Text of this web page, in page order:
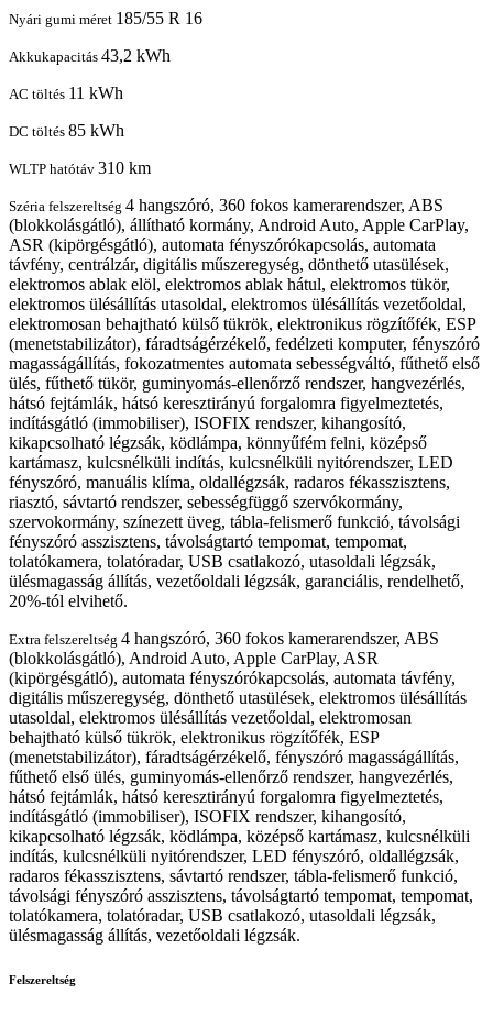
Nyári gumi méret 185/55 R 16
Akkukapacitás 43,2 kWh
AC töltés 11 kWh
DC töltés 85 kWh
WLTP hatótáv 310 km
Széria felszereltség 4 hangszóró, 360 fokos kamerarendszer, ABS
(blokkolásgátló), állítható kormány, Android Auto, Apple CarPlay,
ASR (kipörgésgátló), automata fényszórókapcsolás, automata
távfény, centrálzár, digitális műszeregység, dönthető utasülések,
elektromos ablak elöl, elektromos ablak hátul, elektromos tükör,
elektromos ülésállítás utasoldal, elektromos ülésállítás vezetőoldal,
elektromosan behajtható külső tükrök, elektronikus rögzítőfék, ESP
(menetstabilizátor), fáradtságérzékelő, fedélzeti komputer, fényszóró
magasságállítás, fokozatmentes automata sebességváltó, fűthető első
ülés, fűthető tükör, guminyomás-ellenőrző rendszer, hangvezérlés,
hátsó fejtámlák, hátsó keresztirányú forgalomra figyelmeztetés,
indításgátló (immobiliser), ISOFIX rendszer, kihangosító,
kikapcsolható légzsák, ködlámpa, könnyűfém felni, középső
kartámasz, kulcsnélküli indítás, kulcsnélküli nyitórendszer, LED
fényszóró, manuális klíma, oldallégzsák, radaros fékasszisztens,
riasztó, sávtartó rendszer, sebességfüggő szervókormány,
szervokormány, színezett üveg, tábla-felismerő funkció, távolsági
fényszóró asszisztens, távolságtartó tempomat, tempomat,
tolatókamera, tolatóradar, USB csatlakozó, utasoldali légzsák,
ülésmagasság állítás, vezetőoldali légzsák, garanciális, rendelhető,
20%-tól elvihető.
Extra felszereltség 4 hangszóró, 360 fokos kamerarendszer, ABS
(blokkolásgátló), Android Auto, Apple CarPlay, ASR
(kipörgésgátló), automata fényszórókapcsolás, automata távfény,
digitális műszeregység, dönthető utasülések, elektromos ülésállítás
utasoldal, elektromos ülésállítás vezetőoldal, elektromosan
behajtható külső tükrök, elektronikus rögzítőfék, ESP
(menetstabilizátor), fáradtságérzékelő, fényszóró magasságállítás,
fűthető első ülés, guminyomás-ellenőrző rendszer, hangvezérlés,
hátsó fejtámlák, hátsó keresztirányú forgalomra figyelmeztetés,
indításgátló (immobiliser), ISOFIX rendszer, kihangosító,
kikapcsolható légzsák, ködlámpa, középső kartámasz, kulcsnélküli
indítás, kulcsnélküli nyitórendszer, LED fényszóró, oldallégzsák,
radaros fékasszisztens, sávtartó rendszer, tábla-felismerő funkció,
távolsági fényszóró asszisztens, távolságtartó tempomat, tempomat,
tolatókamera, tolatóradar, USB csatlakozó, utasoldali légzsák,
ülésmagasság állítás, vezetőoldali légzsák.
Felszereltség